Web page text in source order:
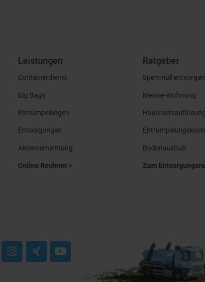
Leistungen
Containerdienst
Big Bags
Entrümpelungen
Entsorgungen
Aktenvernichtung
Online Rechner >
Ratgeber
Sperrmüll entsorgen
Messie-Wohnung
Haushaltsauflösung
Bodenaushub
Zum